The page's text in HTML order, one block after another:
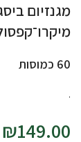
מגנזיום
60 כמוסות
.
₪149.00